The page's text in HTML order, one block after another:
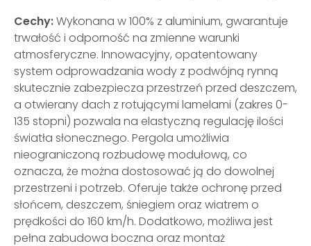
Cechy:Wykonana w 100% z aluminium, gwarantuje
trwałość i odporność na zmienne warunki
atmosferyczne. Innowacyjny, opatentowany
system odprowadzania wody z podwójną rynną
skutecznie zabezpiecza przestrzeń przed deszczem,
a otwierany dach z rotującymi lamelami (zakres 0-
135 stopni) pozwala na elastyczną regulację ilości
światła słonecznego. Pergola umożliwia
nieograniczoną rozbudowę modułową, co
oznacza, że można dostosować ją do dowolnej
przestrzeni i potrzeb. Oferuje także ochronę przed
słońcem, deszczem, śniegiem oraz wiatrem o
prędkości do 160 km/h. Dodatkowo, możliwa jest
pełna zabudowa boczna oraz montaż